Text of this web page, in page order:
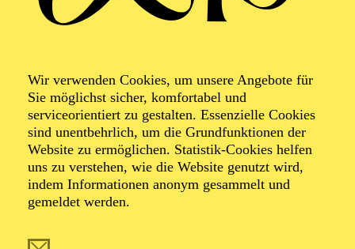
Wir verwenden Cookies, um unsere Angebote für
Sie möglichst sicher, komfortabel und
serviceorientiert zu gestalten. Essenzielle Cookies
sind unentbehrlich, um die Grundfunktionen der
Website zu ermöglichen. Statistik-Cookies helfen
uns zu verstehen, wie die Website genutzt wird,
indem Informationen anonym gesammelt und
gemeldet werden.
Jazz im Aalto
Swingin’ Christmas
Mit Mitgliedern des Aalto-Ensembles, der Essener
Philharmoniker sowie Musiker*innen aus der Freien
Szene